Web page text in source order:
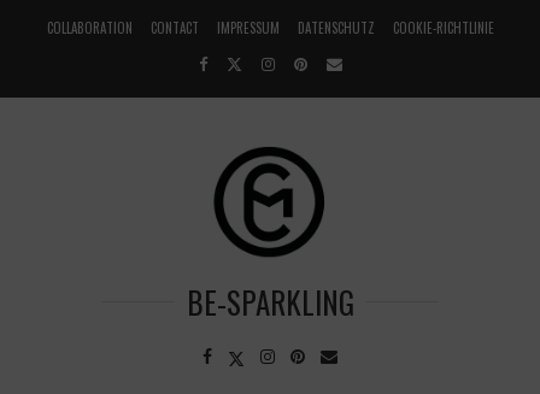
COLLABORATION CONTACT IMPRESSUM DATENSCHUTZ COOKIE-RICHTLINIE
BE-SPARKLING